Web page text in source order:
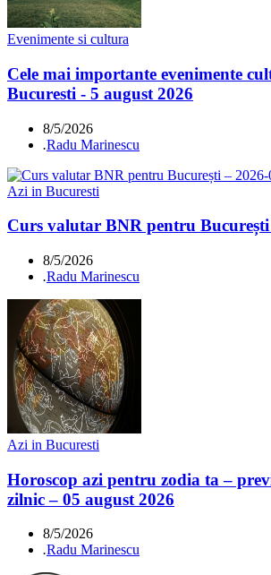
Evenimente si cultura
Cele mai importante evenimente
Bucuresti - 5 august 2026
8/5/2026
.Radu Marinescu
Azi in Bucuresti
Curs valutar BNR pentru București
8/5/2026
.Radu Marinescu
Azi in Bucuresti
Horoscop azi pentru zodia ta –
zilnic – 05 august 2026
8/5/2026
.Radu Marinescu